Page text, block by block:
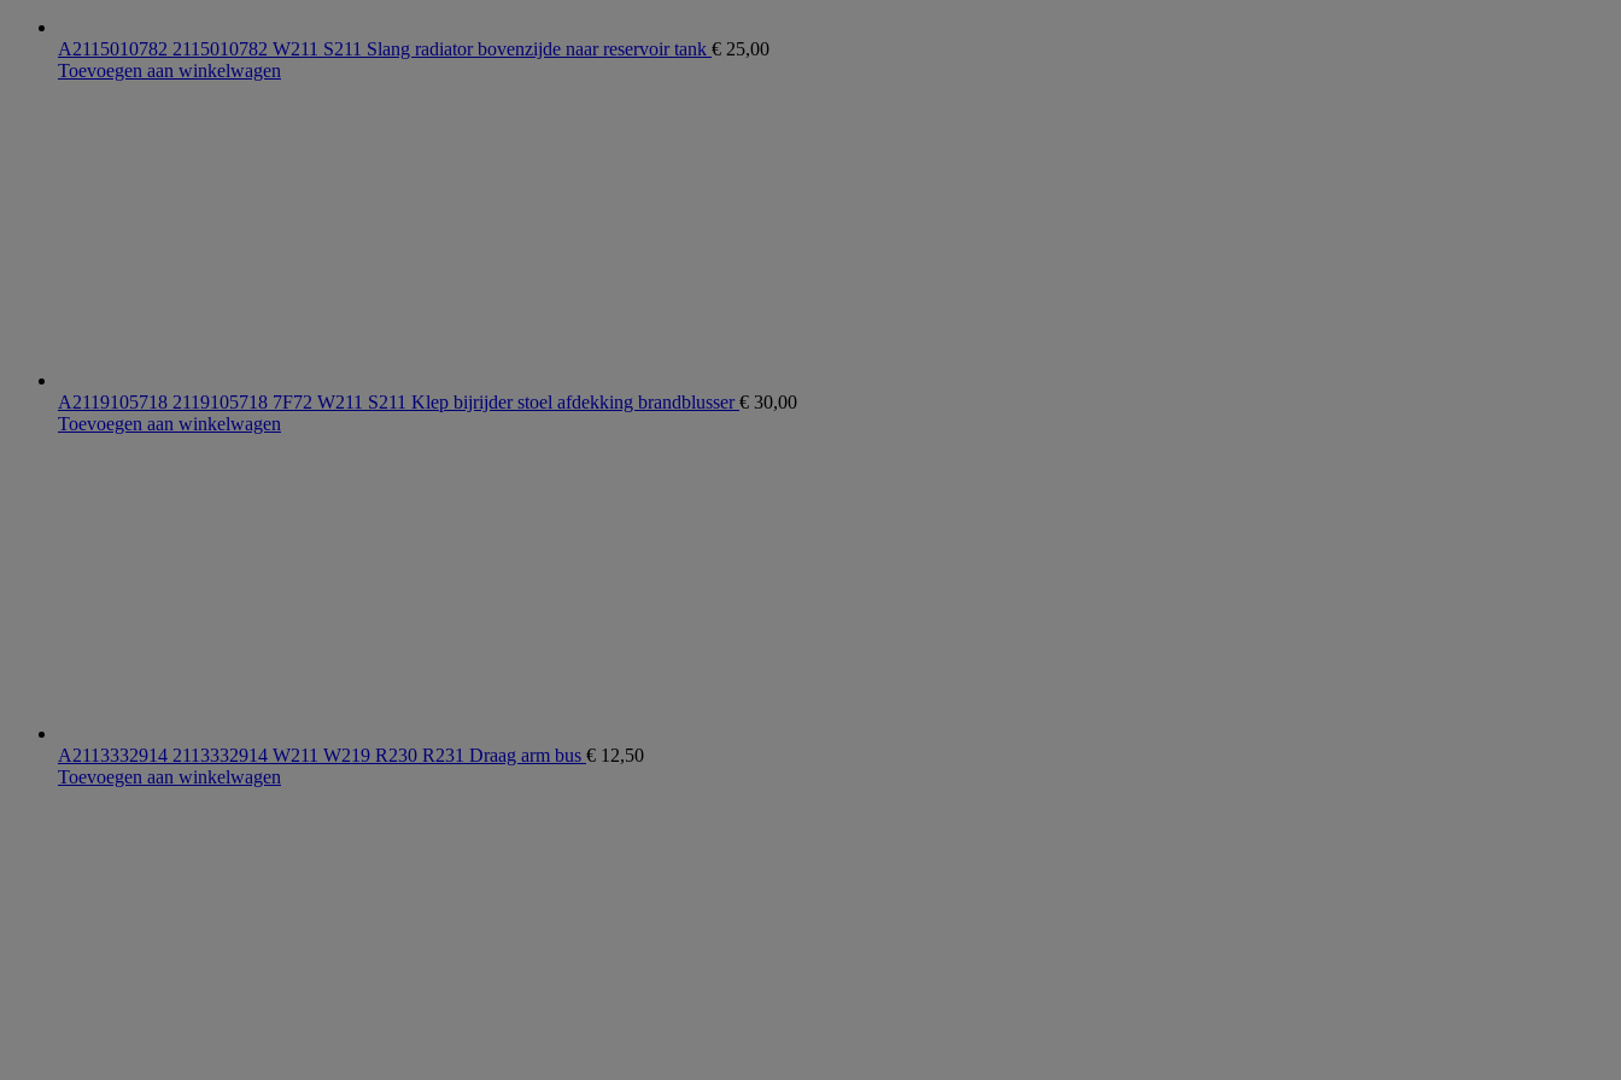
A2115010782 2115010782 W211 S211 Slang radiator bovenzijde naar reservoir tank € 25,00
Toevoegen aan winkelwagen
A2119105718 2119105718 7F72 W211 S211 Klep bijrijder stoel afdekking brandblusser€ 30,00
Toevoegen aan winkelwagen
A2113332914 2113332914 W211 W219 R230 R231 Draag arm bus € 12,50
Toevoegen aan winkelwagen